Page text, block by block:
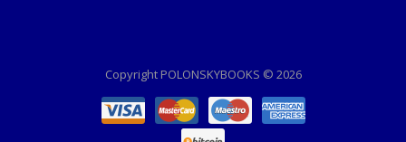
Copyright POLONSKYBOOKS © 2026